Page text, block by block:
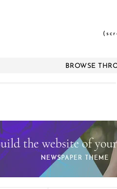
BROWSE